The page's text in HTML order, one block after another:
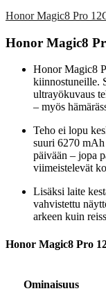
Honor Magic8 Pro
Honor Magic8
Honor Magic8
kiinnostuneille.
ultrayökuvaus
– myös
Teho ei lopu
suuri 6270
päivään – jopa
viimeistelevät
Lisäksi laite
vahvistettu
arkeen kuin
Honor Magic8 Pro
Ominaisuus